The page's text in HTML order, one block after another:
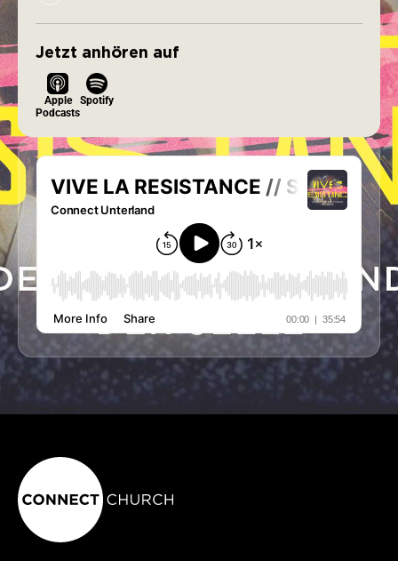
Jetzt anhören auf
Apple
Podcasts
Spotify